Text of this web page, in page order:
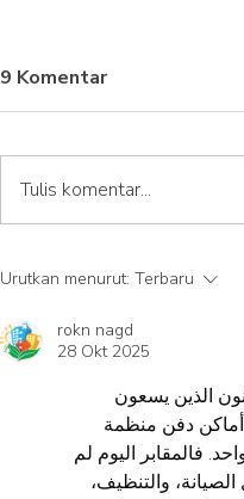
Balai Teknik Sabo
OMNIBE LiDAR dari
UAS untuk Survei dan
9 Komentar
Tulis komentar...
Urutkan menurut: Terbaru
rokn nagd
28 Okt 2025
الذين يسعون
أماكن دفن منظمة
فالمقابر اليوم لم
والتنظيف،